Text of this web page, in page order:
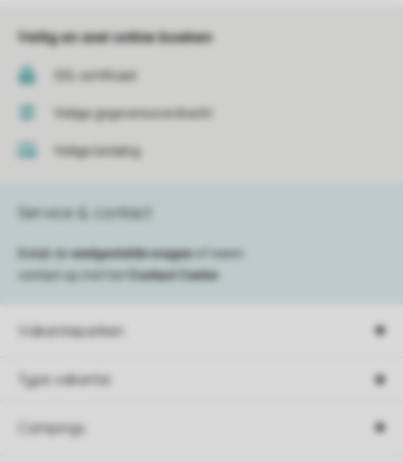
Veilig en snel online boeken
SSL certificaat
Veilige gegevensoverdracht
Veilige betaling
Vakantieparken
Type vakantie
Campings
Service & contact
Bekijk de veelgestelde vragen
of neem
contact op met het
Contact Center